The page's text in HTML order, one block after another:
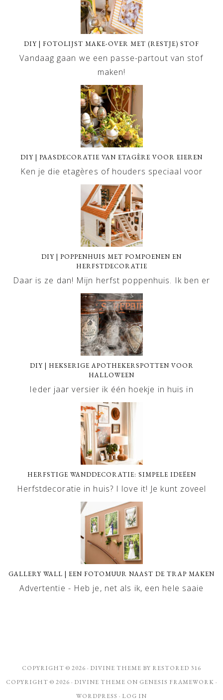
DIY | FOTOLIJST MAKE-OVER MET (RESTJE) STOF
Vandaag gaan we een passe-partout van stof
maken!
DIY | PAASDECORATIE VAN ETAGÈRE VOOR EIEREN
Ken je die etagères of houders speciaal voor
DIY | POPPENHUIS MET POMPOENEN EN
HERFSTDECORATIE
Daar is ze dan! Mijn herfst poppenhuis. Ik ben er
DIY | HEKSERIGE APOTHEKERSPOTTEN VOOR
HALLOWEEN
Ieder jaar versier ik één hoekje in huis in
HERFSTIGE WANDDECORATIE: SIMPELE IDEËEN
Herfstdecoratie in huis? I love it! Je kunt zoveel
GALLERY WALL | EEN FOTOMUUR NAAST DE TRAP MAKEN
Advertentie - Heb je, net als ik, een hele saaie
COPYRIGHT © 2026 · DIVINE THEME BY RESTORED 316
COPYRIGHT © 2026 · DIVINE THEME ON GENESIS FRAMEWORK ·
WORDPRESS · LOG IN